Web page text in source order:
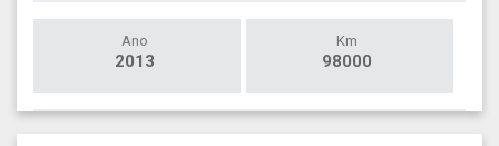
Ano
2013
Km
98000